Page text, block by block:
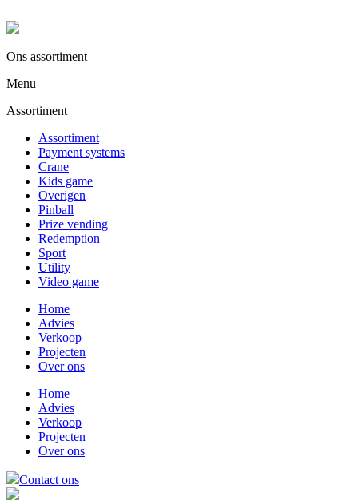
Ons assortiment
Menu
Assortiment
Assortiment
Payment systems
Crane
Kids game
Overigen
Pinball
Prize vending
Redemption
Sport
Utility
Video game
Home
Advies
Verkoop
Projecten
Over ons
Home
Advies
Verkoop
Projecten
Over ons
Contact ons